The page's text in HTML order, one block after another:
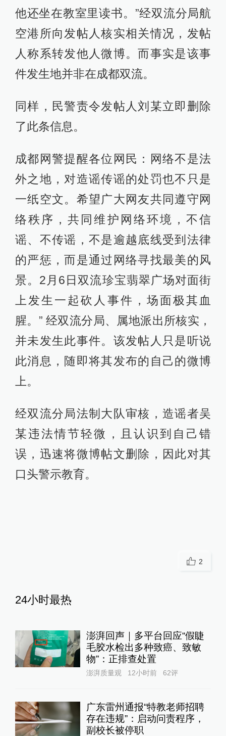
他还坐在教室里读书。”经双流分局航
空港所向发帖人核实相关情况，发帖
人称系转发他人微博。而事实是该事
件发生地并非在成都双流。
同样，民警责令发帖人刘某立即删除
了此条信息。
成都网警提醒各位网民：网络不是法
外之地，对造谣传谣的处罚也不只是
一纸空文。希望广大网友共同遵守网
络秩序，共同维护网络环境，不信
谣、不传谣，不是逾越底线受到法律
的严惩，而是通过网络寻找最美的风
景。2月6日双流珍宝翡翠广场对面街
上发生一起砍人事件，场面极其血
腥。” 经双流分局、属地派出所核实，
并未发生此事件。该发帖人只是听说
此消息，随即将其发布的自己的微博
上。
经双流分局法制大队审核，造谣者吴
某违法情节轻微，且认识到自己错
误，迅速将微博帖文删除，因此对其
口头警示教育。
2
24小时最热
澎湃回声｜多平台回应“假睫
毛胶水检出多种致癌、致敏
物”：正排查处置
澎湃质量观 12小时前 62评
广东雷州通报“特教老师招聘
存在违规”：启动问责程序，
副校长被停职